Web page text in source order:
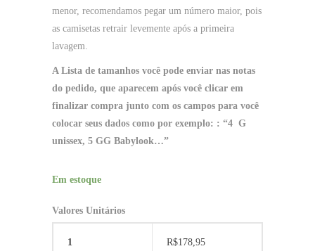
menor, recomendamos pegar um número maior, pois
as camisetas retrair levemente após a primeira
lavagem.
A Lista de tamanhos você pode enviar nas notas
do pedido, que aparecem após você clicar em
finalizar compra junto com os campos para você
colocar seus dados como por exemplo: : “4 G
unissex, 5 GG Babylook…”
Em estoque
Valores Unitários
1 R$178,95